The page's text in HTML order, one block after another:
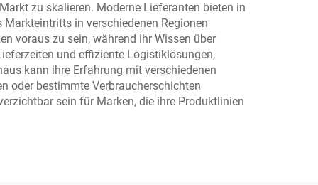
zu skalieren. Moderne Lieferanten bieten in
in verschiedenen Regionen
voraus zu sein, während ihr Wissen über
und effiziente Logistiklösungen,
kann ihre Erfahrung mit verschiedenen
oder bestimmte Verbraucherschichten
sein für Marken, die ihre Produktlinien